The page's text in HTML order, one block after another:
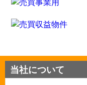
当社について